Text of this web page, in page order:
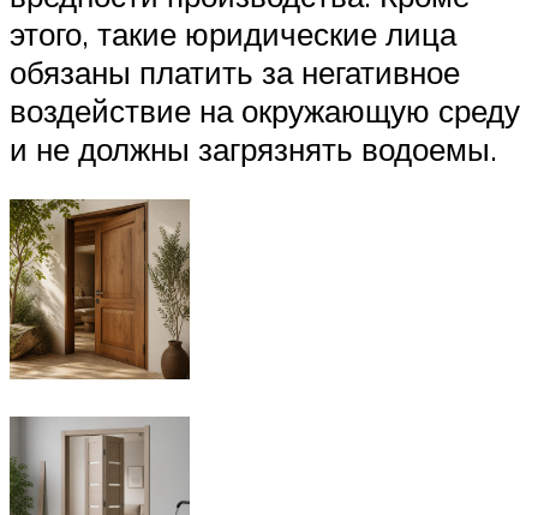
этого, такие юридические лица
обязаны платить за негативное
воздействие на окружающую среду
и не должны загрязнять водоемы.